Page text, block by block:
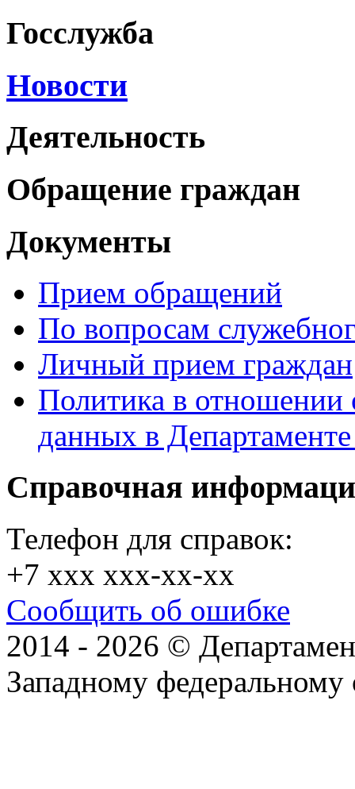
Госслужба
Новости
Деятельность
Обращение граждан
Документы
Прием обращений
По вопросам
Личный прием граждан
Политика в отношении
данных в
Справочная
Телефон для справок:
+7 xxx xxx-xx-xx
Сообщить об ошибке
2014 - 2026 ©
Западному федеральному